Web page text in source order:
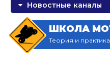
Новостные каналы
ШКОЛА
Теория и